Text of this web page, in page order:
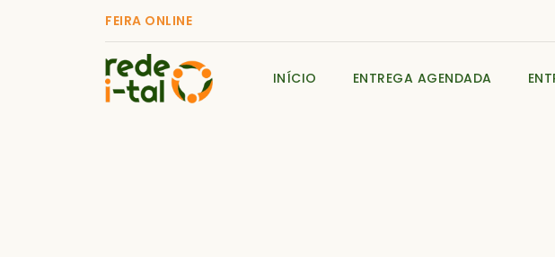
FEIRA ONLINE
INÍCIO ENTREGA AGENDADA